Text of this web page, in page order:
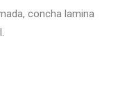
concha lamina